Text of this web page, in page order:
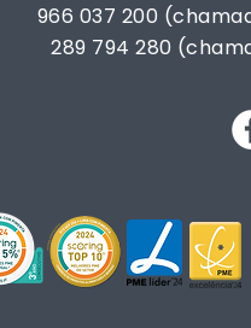
966 037 200
289 794 280